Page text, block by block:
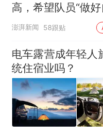
高，希望队员“做好
澎湃新闻 58跟贴
电车露营成年轻人
统住宿业吗？